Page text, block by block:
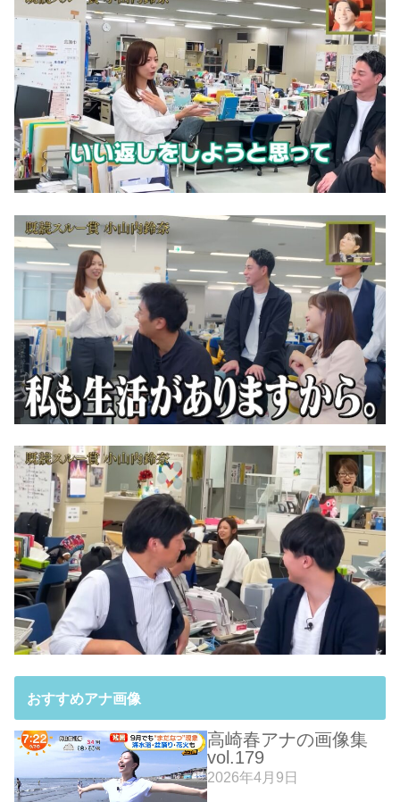
おすすめアナ画像
高崎春アナの画像集
vol.179
2026年4月9日